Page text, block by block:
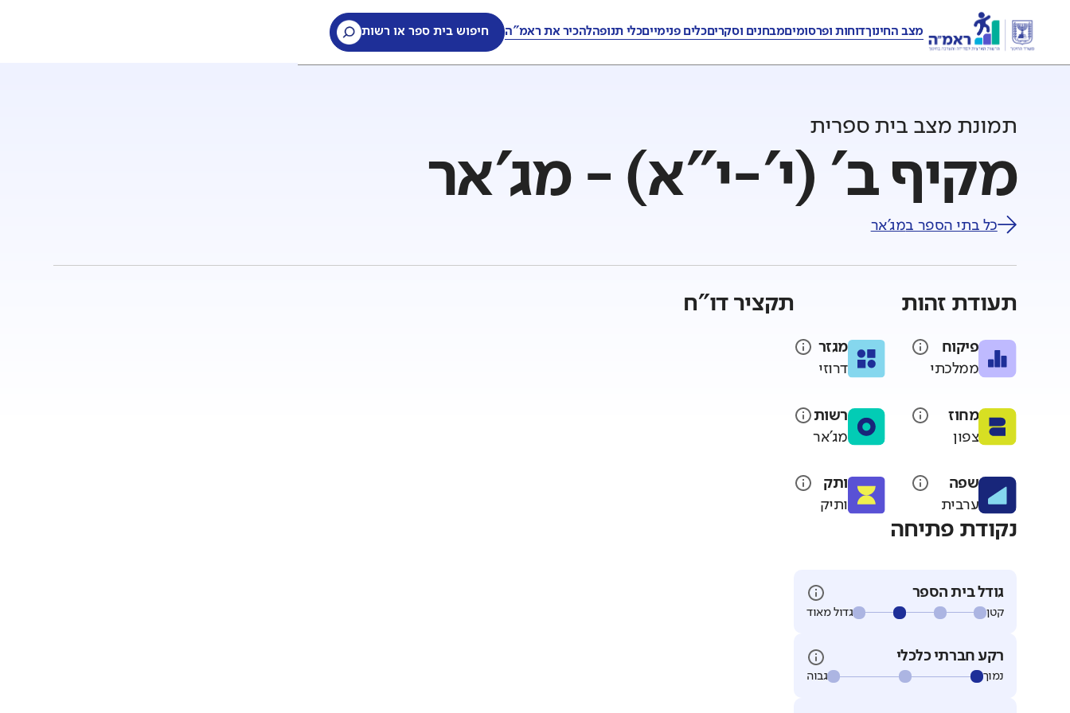
מצב החינוךדוחות ופרסומיםמבחנים וסקריםכלים פנימייםכלי תנופהלהכיר את ראמ"ה חיפוש בית ספר או רשות
תמונת מצב בית ספרית
מקיף ב' (י'-י"א) - מג'אר
כל בתי הספר במג'אר
תעודת זהות
פיקוח
ממלכתי
מגזר
דרוזי
מחוז
צפון
רשות
מג'אר
שפה
ערבית
ותק
ותיק
נקודת פתיחה
גודל בית הספר
גדול מאוד קטן
רקע חברתי כלכלי
גבוה נמוך
תקציר דו"ח